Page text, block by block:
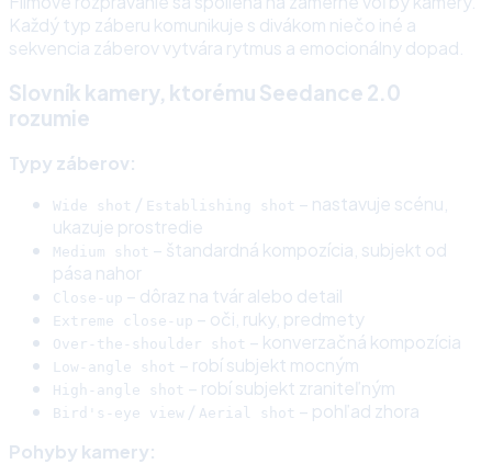
Každý typ záberu komunikuje s divákom niečo iné a
sekvencia záberov vytvára rytmus a emocionálny dopad.
Slovník kamery, ktorému Seedance 2.0
rozumie
Typy záberov:
Wide shot / Establishing shot – nastavuje scénu,
ukazuje prostredie
Medium shot – štandardná kompozícia, subjekt od
pása nahor
Close-up – dôraz na tvár alebo detail
Extreme close-up – oči, ruky, predmety
Over-the-shoulder shot – konverzačná kompozícia
Low-angle shot – robí subjekt mocným
High-angle shot – robí subjekt zraniteľným
Bird's-eye view / Aerial shot – pohľad zhora
Pohyby kamery: